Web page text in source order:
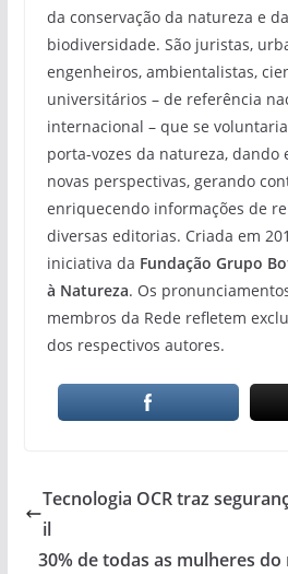
da conservação da natureza e
biodiversidade. São juristas,
engenheiros, ambientalistas,
universitários – de referência
internacional – que se
porta-vozes da natureza, dando
novas perspectivas, gerando
enriquecendo informações de
diversas editorias. Criada em
iniciativa da Fundação Grupo
à Natureza. Os
membros da Rede refletem
dos respectivos autores.
Tecnologia OCR traz
il
30% de todas as mulheres